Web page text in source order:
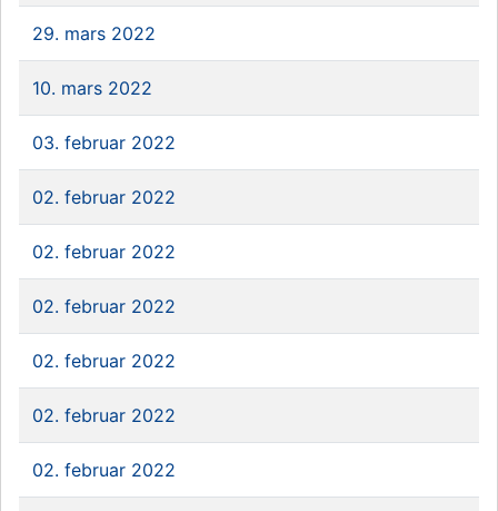
29. mars 2022
10. mars 2022
03. februar 2022
02. februar 2022
02. februar 2022
02. februar 2022
02. februar 2022
02. februar 2022
02. februar 2022